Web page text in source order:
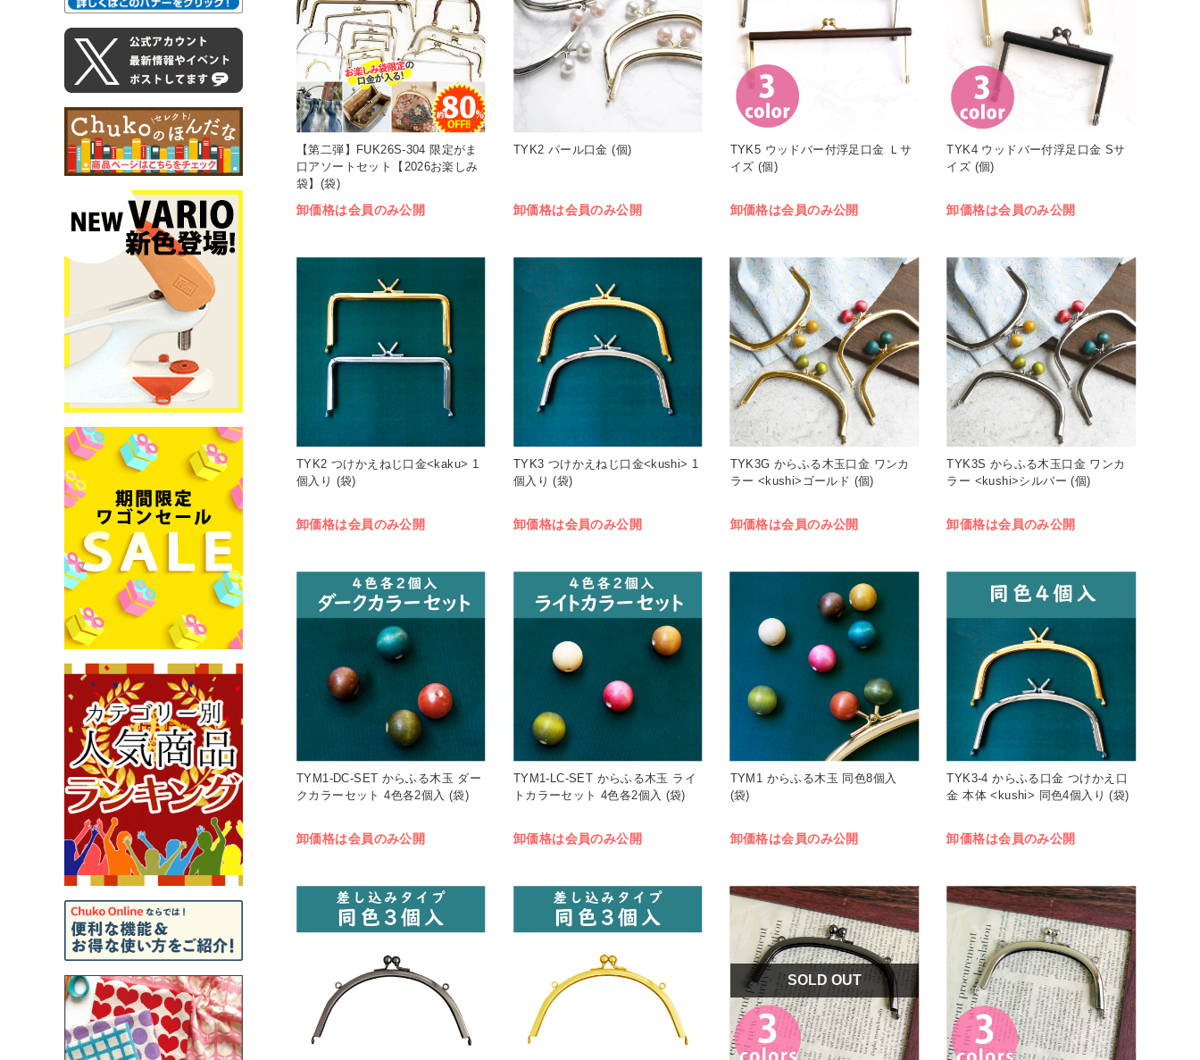
【第二弾】FUK26S-304 限定がま
口アソートセット【2026お楽しみ
袋】(袋)
卸価格は会員のみ公開
TYK2 パール口金 (個)
卸価格は会員のみ公開
TYK5 ウッドバー付浮足口金 Ｌサ
イズ (個)
卸価格は会員のみ公開
TYK4 ウッドバー付浮足口金 Sサ
イズ (個)
卸価格は会員のみ公開
TYK2 つけかえねじ口金<kaku> 1
個入り (袋)
卸価格は会員のみ公開
TYK3 つけかえねじ口金<kushi> 1
個入り (袋)
卸価格は会員のみ公開
TYK3G からふる木玉口金 ワンカ
ラー <kushi>ゴールド (個)
卸価格は会員のみ公開
TYK3S からふる木玉口金 ワンカ
ラー <kushi>シルバー (個)
卸価格は会員のみ公開
TYM1-DC-SET からふる木玉 ダー
クカラーセット 4色各2個入 (袋)
卸価格は会員のみ公開
TYM1-LC-SET からふる木玉 ライ
トカラーセット 4色各2個入 (袋)
卸価格は会員のみ公開
TYM1 からふる木玉 同色8個入
(袋)
卸価格は会員のみ公開
TYK3-4 からふる口金 つけかえ口
金 本体 <kushi> 同色4個入り (袋)
卸価格は会員のみ公開
SOLD OUT